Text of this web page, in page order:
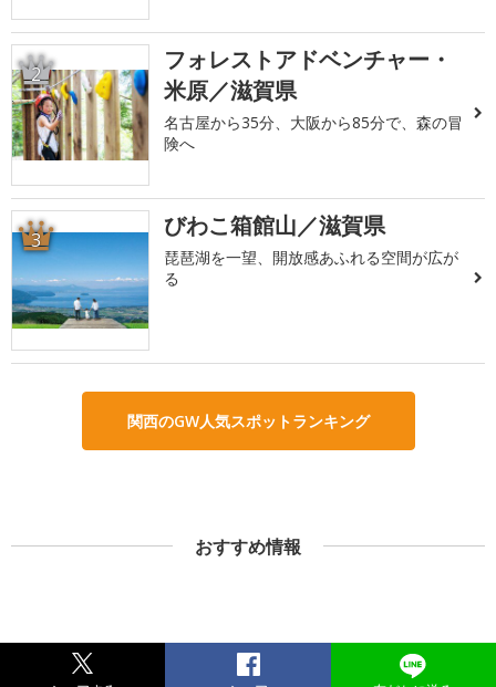
2
フォレストアドベンチャー・
米原／滋賀県
名古屋から35分、大阪から85分で、森の冒
険へ
3 びわこ箱館山／滋賀県
琵琶湖を一望、開放感あふれる空間が広が
る
関西のGW人気スポットランキング
おすすめ情報